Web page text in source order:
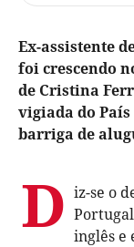
Ex-assistente
foi crescendo
de Cristina
vigiada do
barriga de
D iz-se o
inglês e